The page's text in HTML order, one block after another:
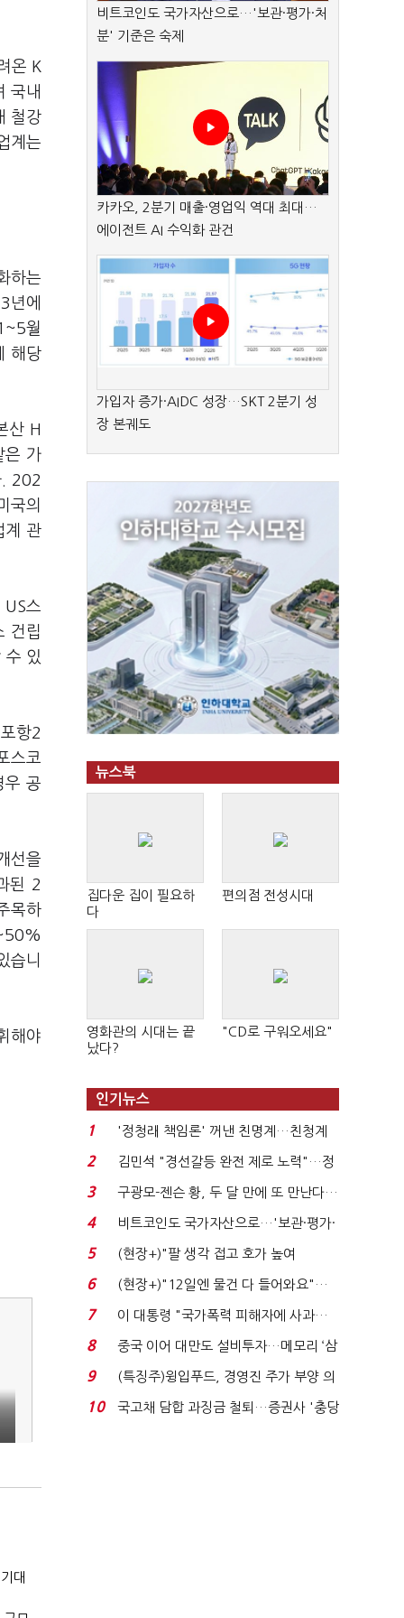
온 K
국내
철강
계는
하는
년에
월
해당
산 H
은 가
. 202
국의
계 관
US스
건립
수 있
항2
스코
우 공
선을
된 2
목하
습니
해야
대
비트코인도 국가자산으로…'보관·평가·처
분' 기준은 숙제
카카오, 2분기 매출·영업익 역대 최대…
에이전트 AI 수익화 관건
가입자 증가·AIDC 성장…SKT 2분기 성
장 본궤도
뉴스북
집다운 집이 필요하
다
편의점 전성시대
영화관의 시대는 끝
났다?
"CD로 구워오세요"
인기뉴스
1
'정청래 책임론' 꺼낸 친명계…친청계
는 추가투표 때리기...
2
김민석 "경선갈등 완전 제로 노력"…정
청래 "반명 공세 사...
3
구광모-젠슨 황, 두 달 만에 또 만난다…
로봇·AI 등 논...
4
비트코인도 국가자산으로…'보관·평가·
처분' 기준은 ...
5
(현장+)"팔 생각 접고 호가 높여
요"…'덜 똘똘한 한 채' 20...
6
(현장+)"12일엔 물건 다 들어와요"…
빈 매대 채우며 문 연 ...
7
이 대통령 "국가폭력 피해자에 사과…
적극적 조사로 진...
8
중국 이어 대만도 설비투자…메모리 ‘삼
국전쟁’
9
(특징주)윙입푸드, 경영진 주가 부양 의
지에 상한가...
10
국고채 담합 과징금 철퇴…증권사 '충당